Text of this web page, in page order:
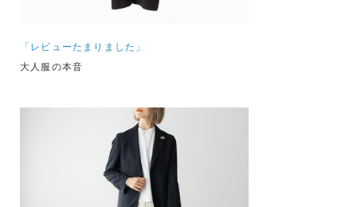
「レビューたまりました」
大人服の本音